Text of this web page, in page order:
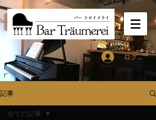
ログイン
記事
全ての記事